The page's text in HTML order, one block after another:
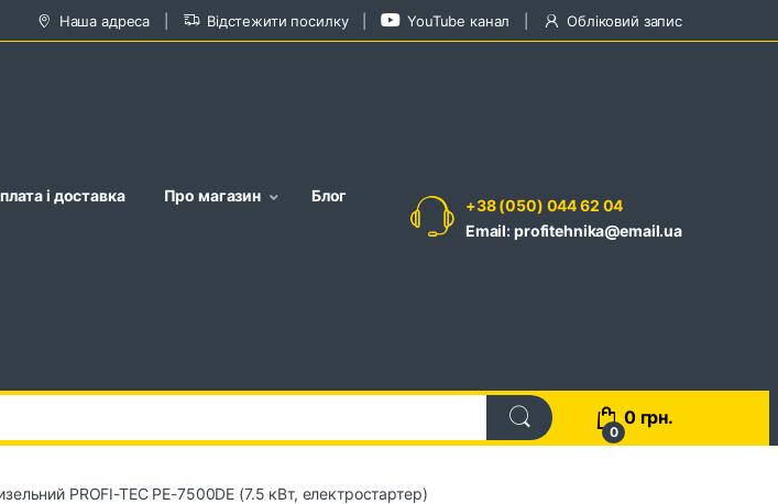
Наша адреса Відстежити посилку YouTube канал Обліковий запис
і доставка Про магазин Блог
+38 (050) 044 62 04
Email: profitehnika@email.ua
0
0 грн.
PROFI-TEC PE-7500DE (7.5 кВт, електростартер)